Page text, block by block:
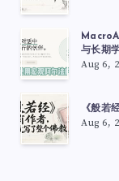
与长期
Aug 6,
《般若
Aug 6,